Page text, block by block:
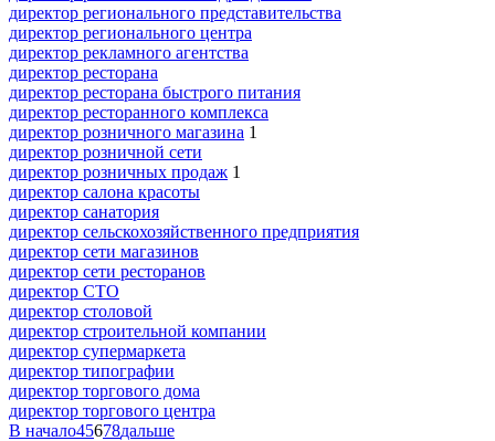
директор регионального представительства
директор регионального центра
директор рекламного агентства
директор ресторана
директор ресторана быстрого питания
директор ресторанного комплекса
директор розничного магазина 1
директор розничной сети
директор розничных продаж 1
директор салона красоты
директор санатория
директор сельскохозяйственного предприятия
директор сети магазинов
директор сети ресторанов
директор СТО
директор столовой
директор строительной компании
директор супермаркета
директор типографии
директор торгового дома
директор торгового центра
В начало45678дальше